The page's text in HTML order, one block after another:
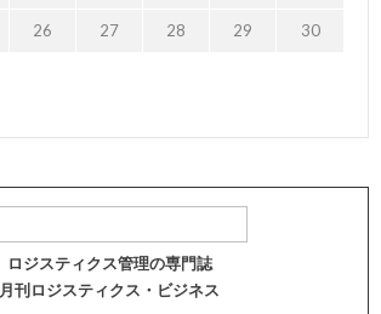
26 27 28 29 30
ロジスティクス管理の専門誌
月刊ロジスティクス・ビジネス